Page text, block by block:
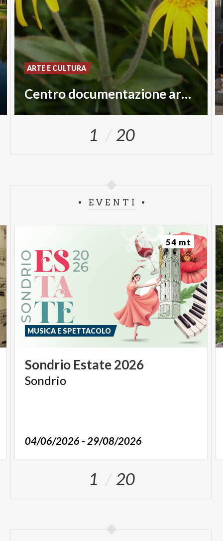
Centro documentazione aree protette
ARTE E CULTURA
1 20
EVENTI
Sondrio Estate2026
Sondrio
04/06/2026 - 29/08/2026
MUSICA E SPETTACOLO
54 mt
1 20